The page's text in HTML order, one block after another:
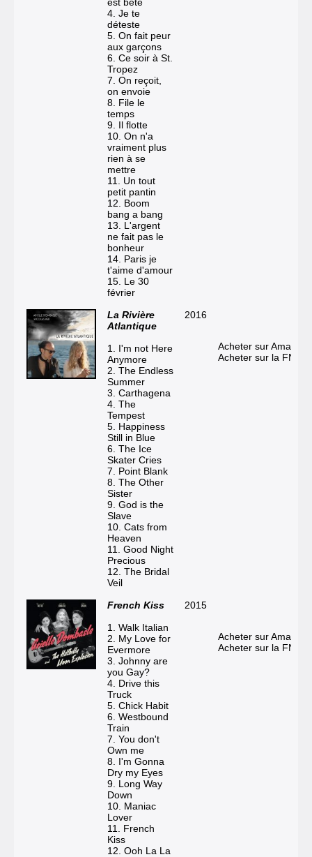
4. Je te
déteste
5. On fait peur
aux garçons
6. Ce soir à St.
Tropez
7. On reçoit,
on envoie
8. File le
temps
9. Il flotte
10. On n'a
vraiment plus
rien à se
mettre
11. Un tout
petit pantin
12. Boom
bang a bang
13. L'argent
ne fait pas le
bonheur
14. Paris je
t'aime d'amour
15. Le 30
février
La Rivière
Atlantique
1. I'm not Here
Anymore
2. The Endless
Summer
3. Carthagena
4. The
Tempest
5. Happiness
Still in Blue
6. The Ice
Skater Cries
7. Point Blank
8. The Other
Sister
9. God is the
Slave
10. Cats from
Heaven
11. Good Night
Precious
12. The Bridal
Veil
2016
Acheter sur Amazon
Acheter sur la FNAC
French Kiss
1. Walk Italian
2. My Love for
Evermore
3. Johnny are
you Gay?
4. Drive this
Truck
5. Chick Habit
6. Westbound
Train
7. You don't
Own me
8. I'm Gonna
Dry my Eyes
9. Long Way
Down
10. Maniac
Lover
11. French
Kiss
12. Ooh La La
2015
Acheter sur Amazon
Acheter sur la FNAC